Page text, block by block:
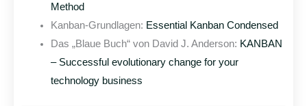
Method
Kanban-Grundlagen: Essential Kanban Condensed
Das „Blaue Buch“ von David J. Anderson: KANBAN
– Successful evolutionary change for your
technology business